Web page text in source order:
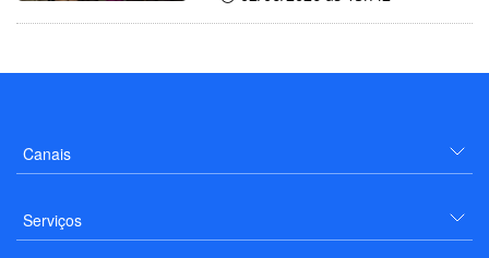
Canais
Serviços